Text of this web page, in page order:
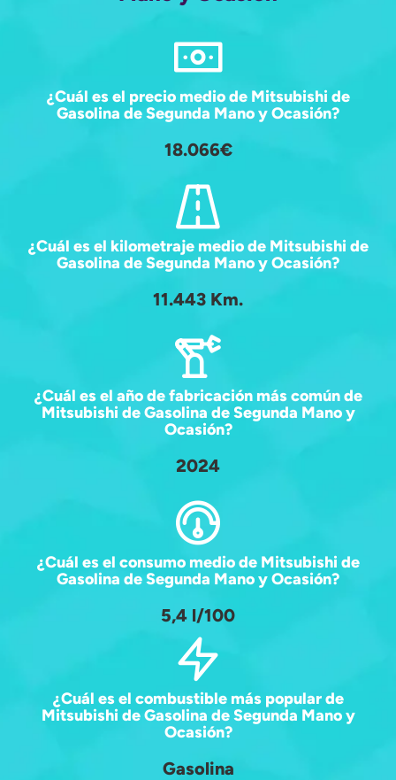
¿Cuál es el precio medio de Mitsubishi de
Gasolina de Segunda Mano y Ocasión?
18.066€
¿Cuál es el kilometraje medio de Mitsubishi de
Gasolina de Segunda Mano y Ocasión?
11.443 Km.
¿Cuál es el año de fabricación más común de
Mitsubishi de Gasolina de Segunda Mano y
Ocasión?
2024
¿Cuál es el consumo medio de Mitsubishi de
Gasolina de Segunda Mano y Ocasión?
5,4 l/100
¿Cuál es el combustible más popular de
Mitsubishi de Gasolina de Segunda Mano y
Ocasión?
Gasolina